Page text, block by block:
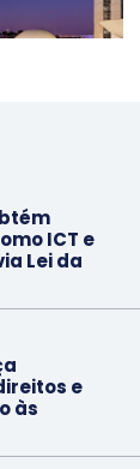
ICT e
Lei da
e
às